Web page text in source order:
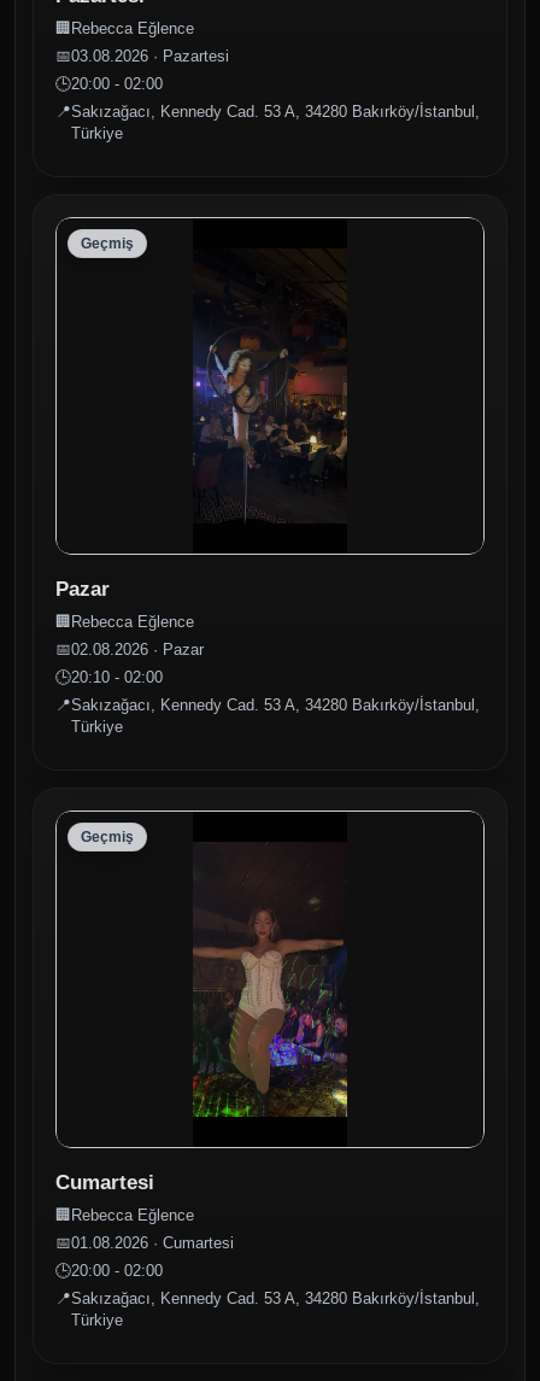
🏢 Rebecca Eğlence
📅03.08.2026 · Pazartesi
🕒20:00 - 02:00
📍Sakızağacı, Kennedy Cad. 53 A, 34280 Bakırköy/İstanbul,
Türkiye
Geçmiş
Pazar
🏢 Rebecca Eğlence
📅02.08.2026 · Pazar
🕒20:10 - 02:00
📍Sakızağacı, Kennedy Cad. 53 A, 34280 Bakırköy/İstanbul,
Türkiye
Geçmiş
Cumartesi
🏢 Rebecca Eğlence
📅01.08.2026 · Cumartesi
🕒20:00 - 02:00
📍Sakızağacı, Kennedy Cad. 53 A, 34280 Bakırköy/İstanbul,
Türkiye